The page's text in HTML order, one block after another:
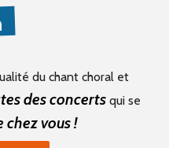
du chant choral et
des concertsqui se
chez vous !